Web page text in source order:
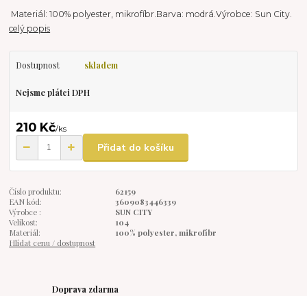
Materiál: 100% polyester, mikrofíbr.Barva: modrá.Výrobce: Sun City.
celý popis
Dostupnost skladem
Nejsme plátci DPH
210 Kč/ks
Přidat do košíku
Číslo produktu:
62159
EAN kód:
3609083446339
Výrobce :
SUN CITY
Velikost:
104
Materiál:
100% polyester, mikrofíbr
Hlídat cenu / dostupnost
Doprava zdarma